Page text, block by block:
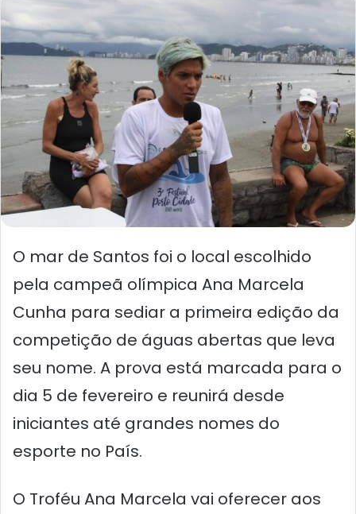
O mar de Santos foi o local escolhido
pela campeã olímpica Ana Marcela
Cunha para sediar a primeira edição da
competição de águas abertas que leva
seu nome. A prova está marcada para o
dia 5 de fevereiro e reunirá desde
iniciantes até grandes nomes do
esporte no País.
O Troféu Ana Marcela vai oferecer aos